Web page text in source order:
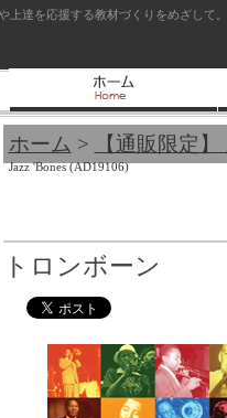
上達を応援する教材づくりをめざし
ホーム > 【通販限定
Jazz 'Bones (AD19106)
トロンボーン